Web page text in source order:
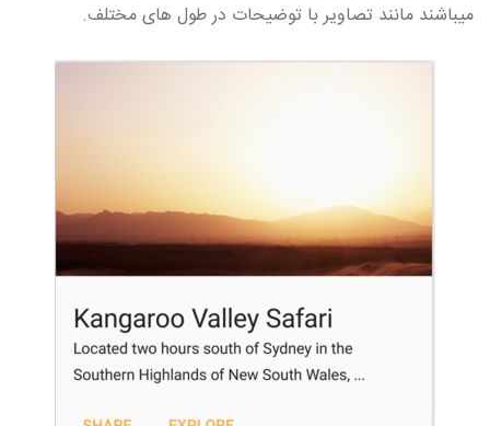
میباشند مانند تصاویر با توضیحات در طول های مختلف.